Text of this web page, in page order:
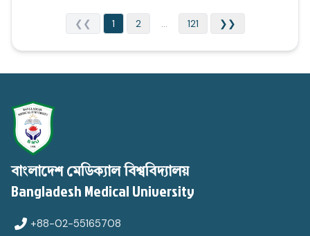
❮❮ 1 2 ... 121 ❯❯
বাংলাদেশ মেডিক্যাল বিশ্ববিদ্যালয়
Bangladesh Medical University
+88-02-55165708